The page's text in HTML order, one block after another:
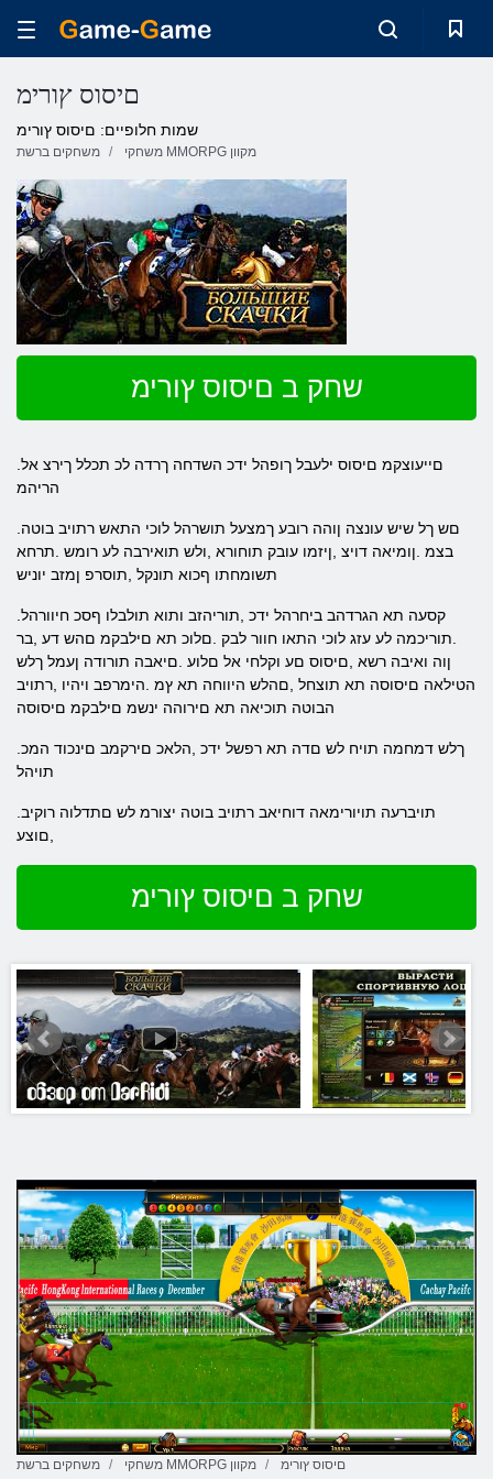
םיסוס ץורימ
שמות חלופיים: םיסוס ץורימ
משחקים ברשת משחקי MMORPG מקוון
שחק ב םיסוס ץורימ
הריהמ
בצמ .ןומיאה דויצ ,ןיזמו עובק תוחורא ,ולש תואירבה לע רומש .תרחא
תשומחתו ףכוא תונקל ,תוסרפ ןמזב יוניש
.תוריכמה לע עזג לוכי התאו חוור לבק .םלוכ תא םילבקמ םהש דע ,בר
ןוה ואיבה רשא ,םיסוס םע וקלחי אל םלוע .םיאבה תורודה ןעמל ךלש
הטילאה םיסוסה תא תוצחל ,םהלש היווחה תא ץמ .הימרפב ויהיו ,רתויב
הבוטה תוכיאה תא םירוהה ינשמ םילבקמ םיסוסה
תויהל
,םוצע
שחק ב םיסוס ץורימ
משחקים ברשת משחקי MMORPG מקוון םיסוס ץורימ